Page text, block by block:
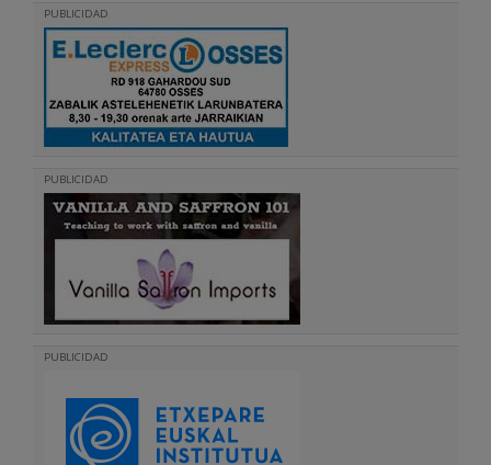
PUBLICIDAD
PUBLICIDAD
PUBLICIDAD